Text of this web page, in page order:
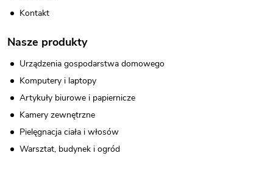
Kontakt
Nasze produkty
Urządzenia gospodarstwa domowego
Komputery i laptopy
Artykuły biurowe i papiernicze
Kamery zewnętrzne
Pielęgnacja ciała i włosów
Warsztat, budynek i ogród